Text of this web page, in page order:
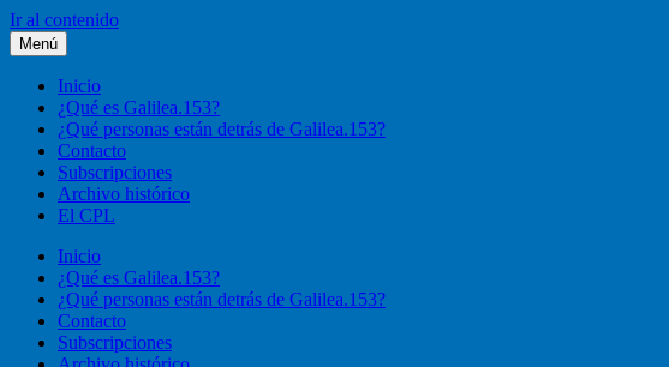
Ir al contenido
Galilea.153
Liturgia, pastoral, vida cristiana
Menú
Inicio
¿Qué es Galilea.153?
¿Qué personas están detrás de Galilea.153?
Contacto
Subscripciones
Archivo histórico
El CPL
Inicio
¿Qué es Galilea.153?
¿Qué personas están detrás de Galilea.153?
Contacto
Subscripciones